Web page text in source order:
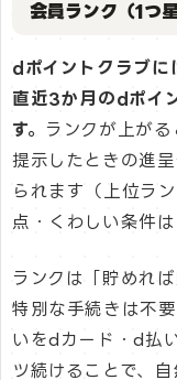
会員ランク（1つ
dポイントクラブに
直近3か月のdポイ
す。 ランクが上が
提示したときの進
られます（上位ラ
点・くわしい条件
ランクは「貯めれ
特別な手続きは不
いをdカード・d払
ツ続けることで、